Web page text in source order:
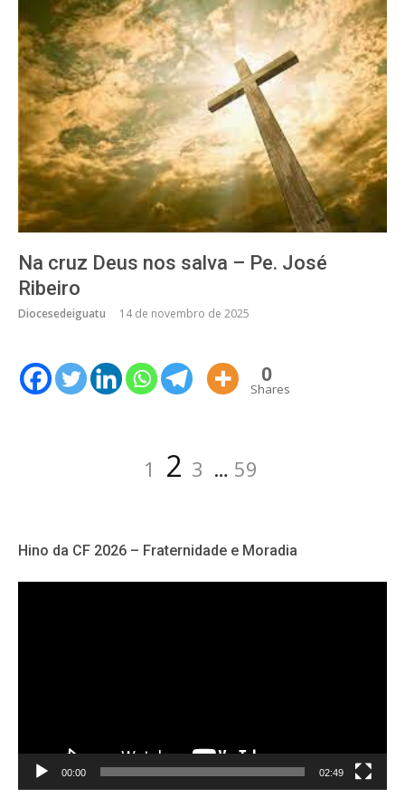
Na cruz Deus nos salva – Pe. José
Ribeiro
Diocesedeiguatu 14 de novembro de 2025
0
Shares
Página
1 Página
2 Página
3 … Página
59
Hino da CF 2026 – Fraternidade e Moradia
00:00 02:49